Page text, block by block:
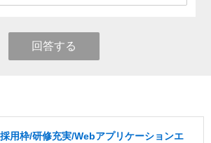
回答する
用枠/研修充実/Webアプリケーションエ